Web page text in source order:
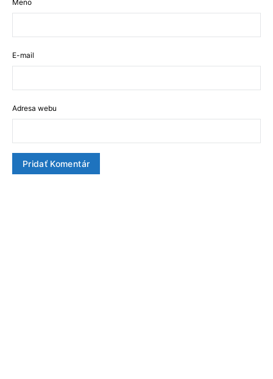
Meno
E-mail
Adresa webu